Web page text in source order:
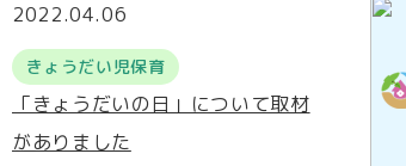
2022.04.06
きょうだい児保育
「きょうだいの日」について取材
がありました